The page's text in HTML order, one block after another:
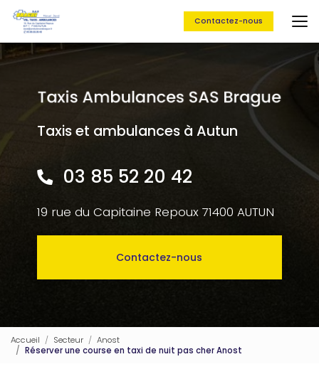
Aller
au
contenu
principal
Contactez-nous
Taxis et ambulances à Autun
03 85 52 20 42
19 rue du Capitaine Repoux 71400 AUTUN
Contactez-nous
Accueil Secteur
Anost
Réserver une course en taxi de nuit pas cher Anost